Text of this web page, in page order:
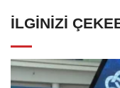
İLGINIZI